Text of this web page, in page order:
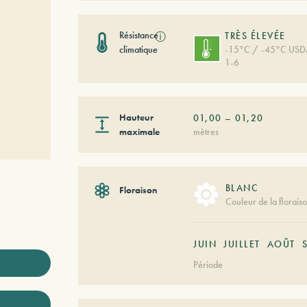
Résistance
climatique
ⓘ
TRÈS ÉLEVÉE
-15°C / -45°C
1-6
Hauteur
maximale
01,00 –01,20
mètres
Floraison
BLANC
Couleur de la
JUIN JUILLET AOÛT
Période